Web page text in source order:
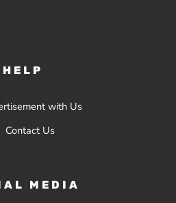
HELP
with Us
Contact Us
MEDIA